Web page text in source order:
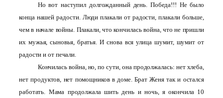
Но вот наступил долгожданный день. Победа!!! Не было
конца нашей радости. Люди плакали от радости, плакали больше,
чем в начале войны. Плакали, что кончилась война, что не пришли
их мужья, сыновья, братья. И снова вся улица шумит, шумит от
радости и от печали.
Кончилась война, но, по сути, она продолжалась: нет хлеба,
нет продуктов, нет помощников в доме. Брат Женя так и остался
работать. Мама продолжала шить день и ночь, я окончила 10